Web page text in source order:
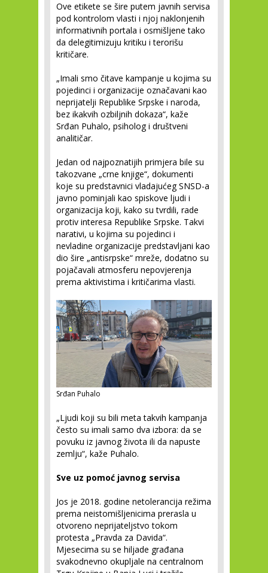
Ove etikete se šire putem javnih servisa
pod kontrolom vlasti i njoj naklonjenih
informativnih portala i osmišljene tako
da delegitimizuju kritiku i terorišu
kritičare.
„Imali smo čitave kampanje u kojima su
pojedinci i organizacije označavani kao
neprijatelji Republike Srpske i naroda,
bez ikakvih ozbiljnih dokaza“, kaže
Srđan Puhalo, psiholog i društveni
analitičar.
Jedan od najpoznatijih primjera bile su
takozvane „crne knjige“, dokumenti
koje su predstavnici vladajućeg SNSD-a
javno pominjali kao spiskove ljudi i
organizacija koji, kako su tvrdili, rade
protiv interesa Republike Srpske. Takvi
narativi, u kojima su pojedinci i
nevladine organizacije predstavljani kao
dio šire „antisrpske“ mreže, dodatno su
pojačavali atmosferu nepovjerenja
prema aktivistima i kritičarima vlasti.
Srđan Puhalo
„Ljudi koji su bili meta takvih kampanja
često su imali samo dva izbora: da se
povuku iz javnog života ili da napuste
zemlju“, kaže Puhalo.
Sve uz pomoć javnog servisa
Jos je 2018. godine netolerancija režima
prema neistomišljenicima prerasla u
otvoreno neprijateljstvo tokom
protesta „Pravda za Davida“.
Mjesecima su se hiljade građana
svakodnevno okupljale na centralnom